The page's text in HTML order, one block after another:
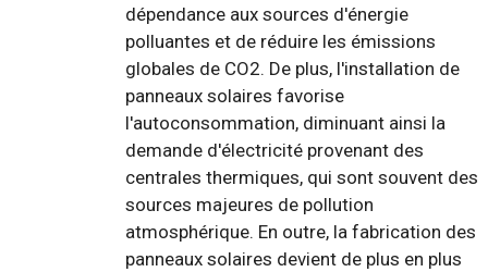
dépendance aux sources d'énergie
polluantes et de réduire les émissions
globales de CO2. De plus, l'installation de
panneaux solaires favorise
l'autoconsommation, diminuant ainsi la
demande d'électricité provenant des
centrales thermiques, qui sont souvent des
sources majeures de pollution
atmosphérique. En outre, la fabrication des
panneaux solaires devient de plus en plus